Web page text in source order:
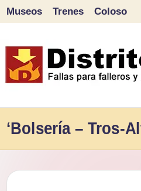
contenido
Museos Trenes Coloso
‘Bolsería – Tros-